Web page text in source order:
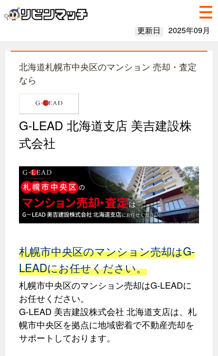
更新日 2025年09月
北海道札幌市中央区のマンション 売却・査定
なら
G-LEAD 北海道支店 美吉建設株
式会社
札幌市中央区のマンション売却はG-
LEADにお任せください。
札幌市中央区のマンション売却はG-LEADに
お任せください。
G-LEAD 美吉建設株式会社 北海道支店は、札
幌市中央区を拠点に地域密着で不動産売却を
サポートしております。